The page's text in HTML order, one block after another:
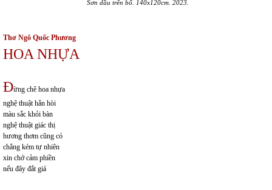
Sơn dầu trên bố. 140x120cm. 2023.
Thơ Ngô Quốc Phương
HOA NHỰA
Đừng chê hoa nhựa
nghệ thuật hẳn hòi
màu sắc khỏi bàn
nghệ thuật giác thị
hương thơm cũng có
chẳng kém tự nhiên
xin chớ cảm phiền
nếu đây đắt giá